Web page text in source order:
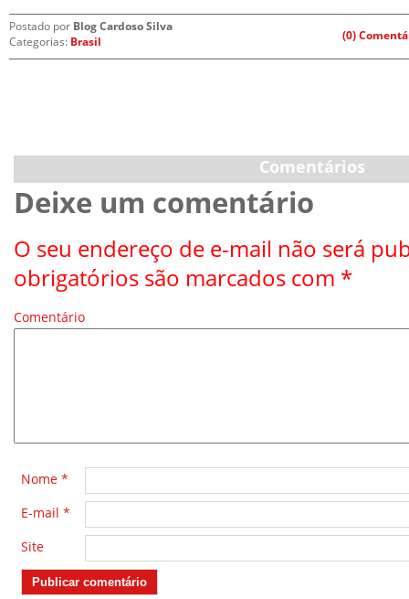
Postado por Blog Cardoso Silva
Categorias: Brasil (0)
Comentários
Deixe um comentário
O seu endereço de e-mail não será
obrigatórios são marcados com *
Comentário
Nome *
E-mail *
Site